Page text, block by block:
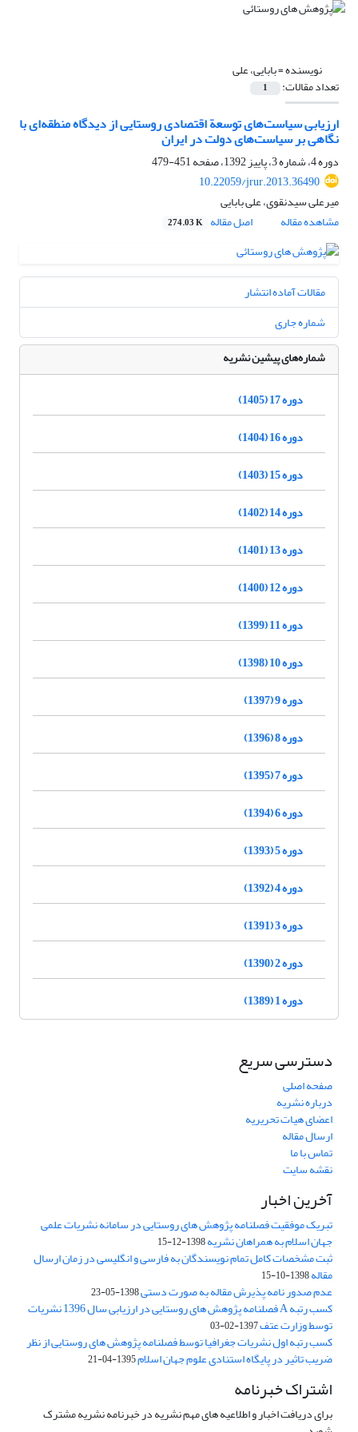
نویسنده =بابایی، علی
تعداد مقالات: 1
ارزیابی سیاست‌های توسعة اقتصادی روستایی از دیدگاه منطقه‌ای با
نگاهی بر سیاست‌های دولت در ایران
دوره 4، شماره 3، پاییز 1392، صفحه
451-479
10.22059/jrur.2013.36490
میرعلی سیدنقوی، علی بابایی
مشاهده مقاله
اصل مقاله 274.03 K
مقالات آماده انتشار
شماره جاری
شماره‌های پیشین نشریه
دوره 17 (1405)
دوره 16 (1404)
دوره 15 (1403)
دوره 14 (1402)
دوره 13 (1401)
دوره 12 (1400)
دوره 11 (1399)
دوره 10 (1398)
دوره 9 (1397)
دوره 8 (1396)
دوره 7 (1395)
دوره 6 (1394)
دوره 5 (1393)
دوره 4 (1392)
دوره 3 (1391)
دوره 2 (1390)
دوره 1 (1389)
دسترسی سریع
صفحه اصلی
درباره نشریه
اعضای هیات تحریریه
ارسال مقاله
تماس با ما
نقشه سایت
آخرین اخبار
تبریک موفقیت فصلنامه پژوهش های روستایی در سامانه نشریات علمی
جهان اسلام به همراهان نشریه1398-12-15
ثبت مشخصات کامل تمام نویسندگان به فارسی و انگلیسی در زمان ارسال
مقاله1398-10-15
عدم صدور نامه پذیرش مقاله به صورت دستی1398-05-23
کسب رتبه A فصلنامه پژوهش های روستایی در ارزیابی سال 1396 نشریات
توسط وزارت عتف1397-02-03
کسب رتبه اول نشریات جغرافیا توسط فصلنامه پژوهش های روستایی از نظر
ضریب تاثیر در پایگاه استنادی علوم جهان اسلام1395-04-21
اشتراک خبرنامه
برای دریافت اخبار و اطلاعیه های مهم نشریه در خبرنامه نشریه مشترک